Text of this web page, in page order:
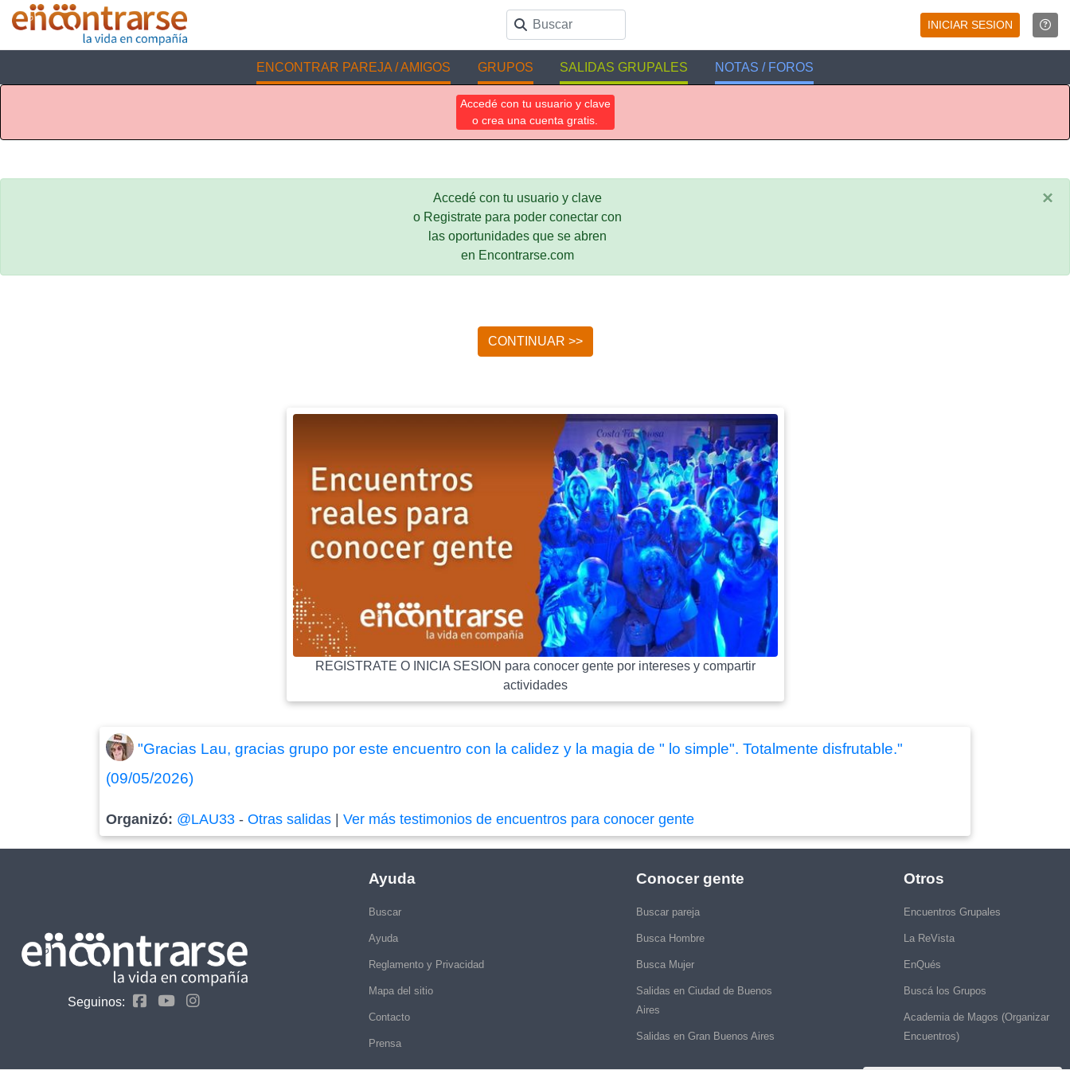
INICIAR SESION
ENCONTRAR PAREJA / AMIGOS GRUPOS SALIDAS GRUPALES NOTAS / FOROS
Accedé con tu usuario y clave
o crea una cuenta gratis.
Accedé con tu usuario y clave
o Registrate para poder conectar con
las oportunidades que se abren
en Encontrarse.com
×
CONTINUAR >>
REGISTRATE O INICIA SESION para conocer gente por intereses y compartir
actividades
"Gracias Lau, gracias grupo por este encuentro con la calidez y la magia de " lo simple". Totalmente disfrutable."
(09/05/2026)
Organizó: @LAU33 -Otras salidas |Ver más testimonios de encuentros para conocer gente
Seguinos:
Ayuda
Buscar
Ayuda
Reglamento y Privacidad
Mapa del sitio
Contacto
Prensa
Conocer gente
Buscar pareja
Busca Hombre
Busca Mujer
Salidas en Ciudad de Buenos
Aires
Salidas en Gran Buenos Aires
Otros
Encuentros Grupales
La ReVista
EnQués
Buscá los Grupos
Academia de Magos (Organizar
Encuentros)